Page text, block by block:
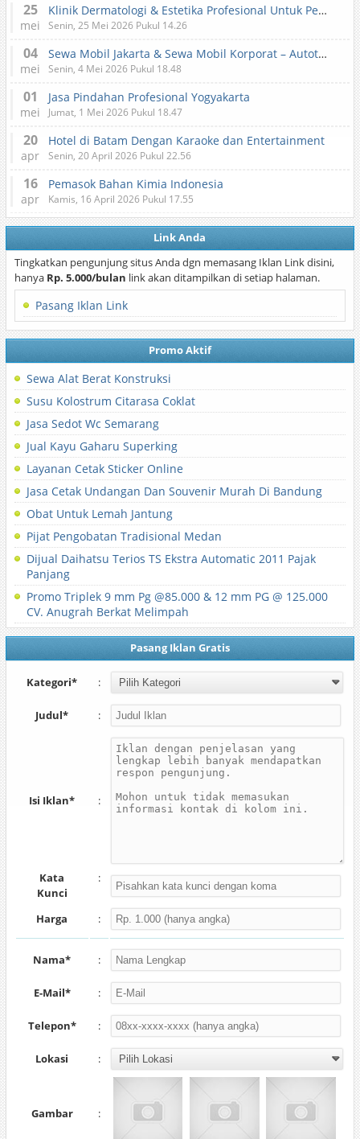
25
mei
Klinik Dermatologi & Estetika Profesional Untuk Perawatan Kulit dan Kecantikan
Senin, 25 Mei 2026 Pukul 14.26
04
mei
Sewa Mobil Jakarta & Sewa Mobil Korporat – Autotranz Indonesia
Senin, 4 Mei 2026 Pukul 18.48
01
mei
Jasa Pindahan Profesional Yogyakarta
Jumat, 1 Mei 2026 Pukul 18.47
20
apr
Hotel di Batam Dengan Karaoke dan Entertainment
Senin, 20 April 2026 Pukul 22.56
16
apr
Pemasok Bahan Kimia Indonesia
Kamis, 16 April 2026 Pukul 17.55
Link Anda
Tingkatkan pengunjung situs Anda dgn memasang Iklan Link disini,
hanya Rp. 5.000/bulan link akan ditampilkan di setiap halaman.
Pasang Iklan Link
Promo Aktif
Sewa Alat Berat Konstruksi
Susu Kolostrum Citarasa Coklat
Jasa Sedot Wc Semarang
Jual Kayu Gaharu Superking
Layanan Cetak Sticker Online
Jasa Cetak Undangan Dan Souvenir Murah Di Bandung
Obat Untuk Lemah Jantung
Pijat Pengobatan Tradisional Medan
Dijual Daihatsu Terios TS Ekstra Automatic 2011 Pajak
Panjang
Promo Triplek 9 mm Pg @85.000 & 12 mm PG @ 125.000
CV. Anugrah Berkat Melimpah
Pasang Iklan Gratis
Kategori* :
Judul* :
Isi Iklan* :
Kata
Kunci
:
Harga :
Nama* :
E-Mail* :
Telepon* :
Lokasi :
Gambar :